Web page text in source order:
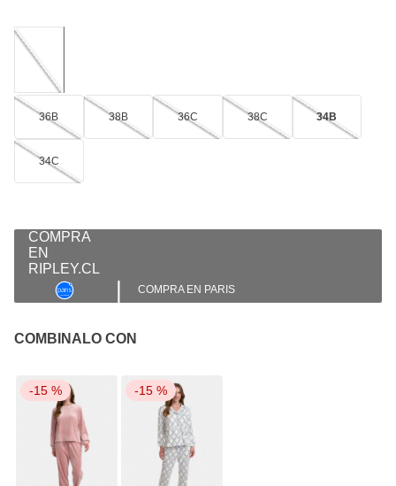
36B 38B 36C 38C 34B
34C
| COMPRA EN PARIS
COMBINALO CON
-15 % -15 %